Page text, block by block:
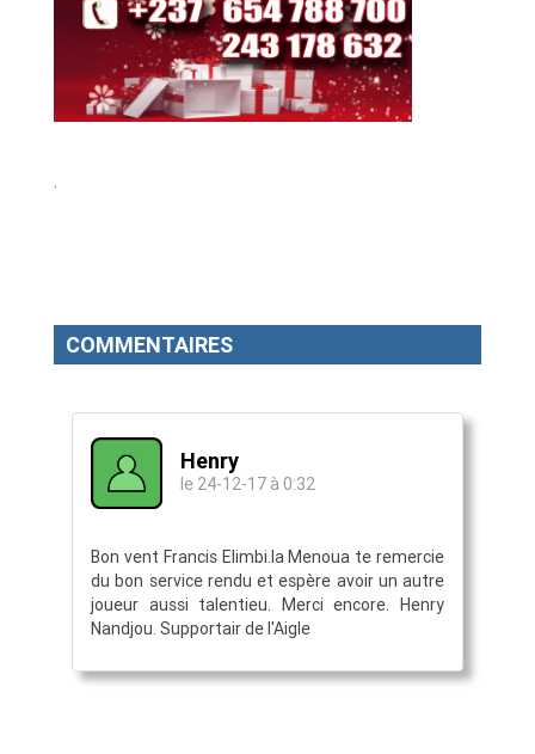
.
COMMENTAIRES
Henry
le 24-12-17 à 0:32
Bon vent Francis Elimbi.la Menoua te remercie
du bon service rendu et espère avoir un autre
joueur aussi talentieu. Merci encore. Henry
Nandjou. Supportair de l'Aigle